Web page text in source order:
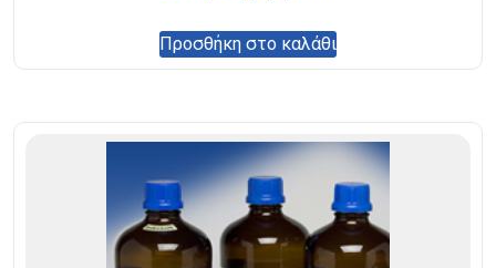
Προσθήκη στο καλάθι